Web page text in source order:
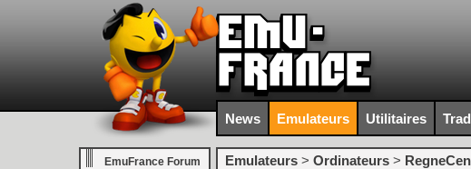
News Emulateurs Utilitaires
EmuFrance Forum
Emulateurs > Ordinateurs >